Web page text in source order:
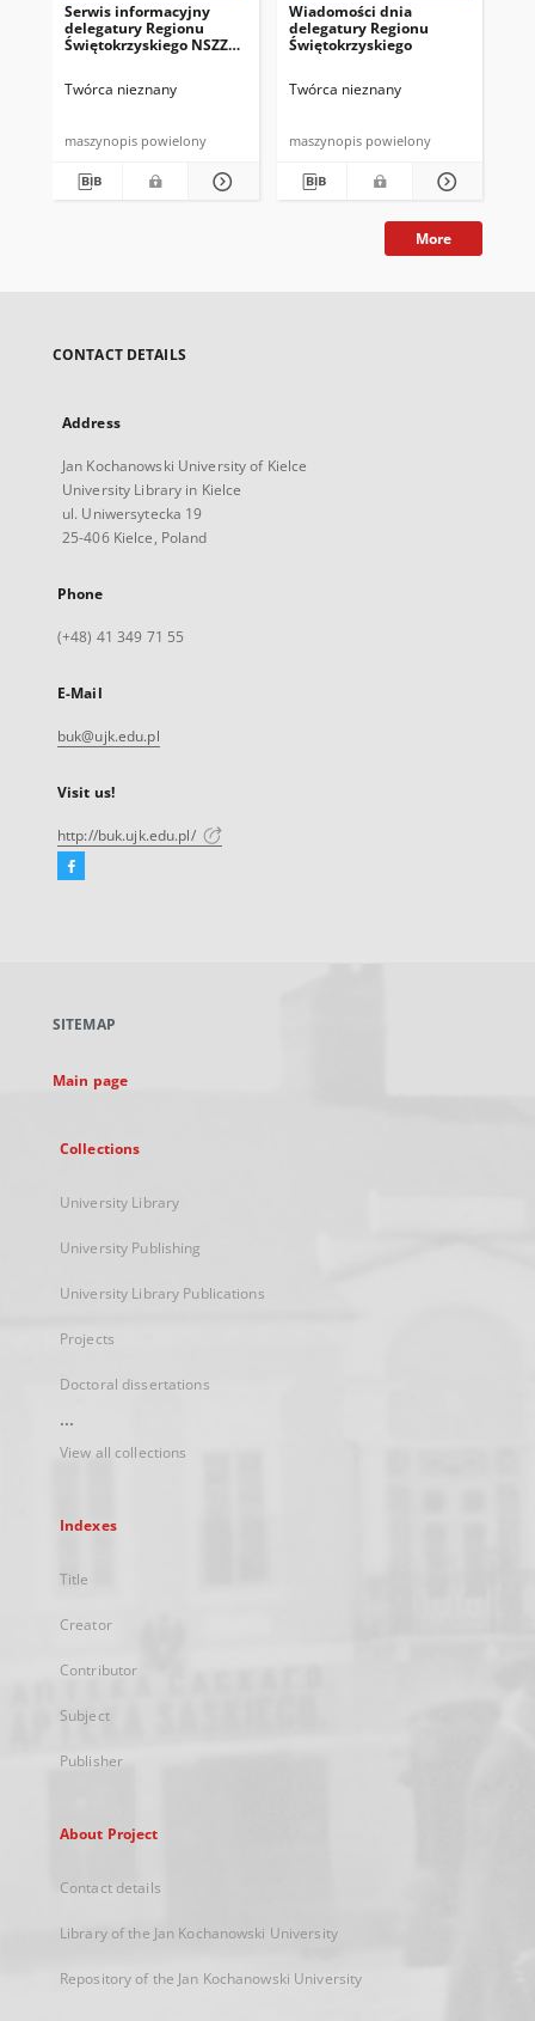
Serwis informacyjny
delegatury Regionu
Świętokrzyskiego NSZZ
Twórca nieznany
maszynopis powielony
Wiadomości dnia
delegatury Regionu
Świętokrzyskiego
Twórca nieznany
maszynopis powielony
More
CONTACT DETAILS
Address
Jan Kochanowski University of Kielce
University Library in Kielce
ul. Uniwersytecka 19
25-406 Kielce, Poland
Phone
(+48) 41 349 71 55
E-Mail
buk@ujk.edu.pl
Visit us!
http://buk.ujk.edu.pl/
Facebook
new
SITEMAP
Main page
Collections
University Library
University Publishing
University Library Publications
Projects
Doctoral dissertations
...
View all collections
Indexes
Title
Creator
Contributor
Subject
Publisher
About Project
Contact details
Library of the Jan Kochanowski University
Repository of the Jan Kochanowski University